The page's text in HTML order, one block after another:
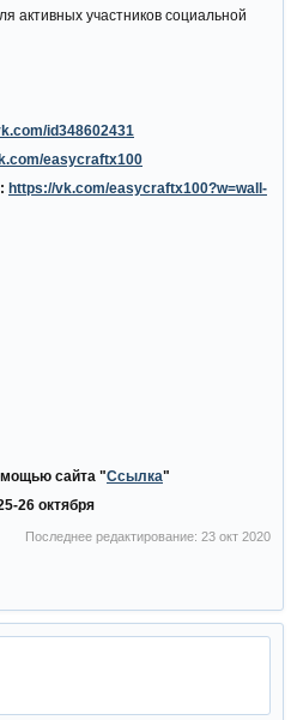
активных участников социальной
id348602431
easycraftx100
https://vk.com/easycraftx100?w=wall-
сайта "Ссылка"
26 октября
Последнее редактирование: 23 окт 2020